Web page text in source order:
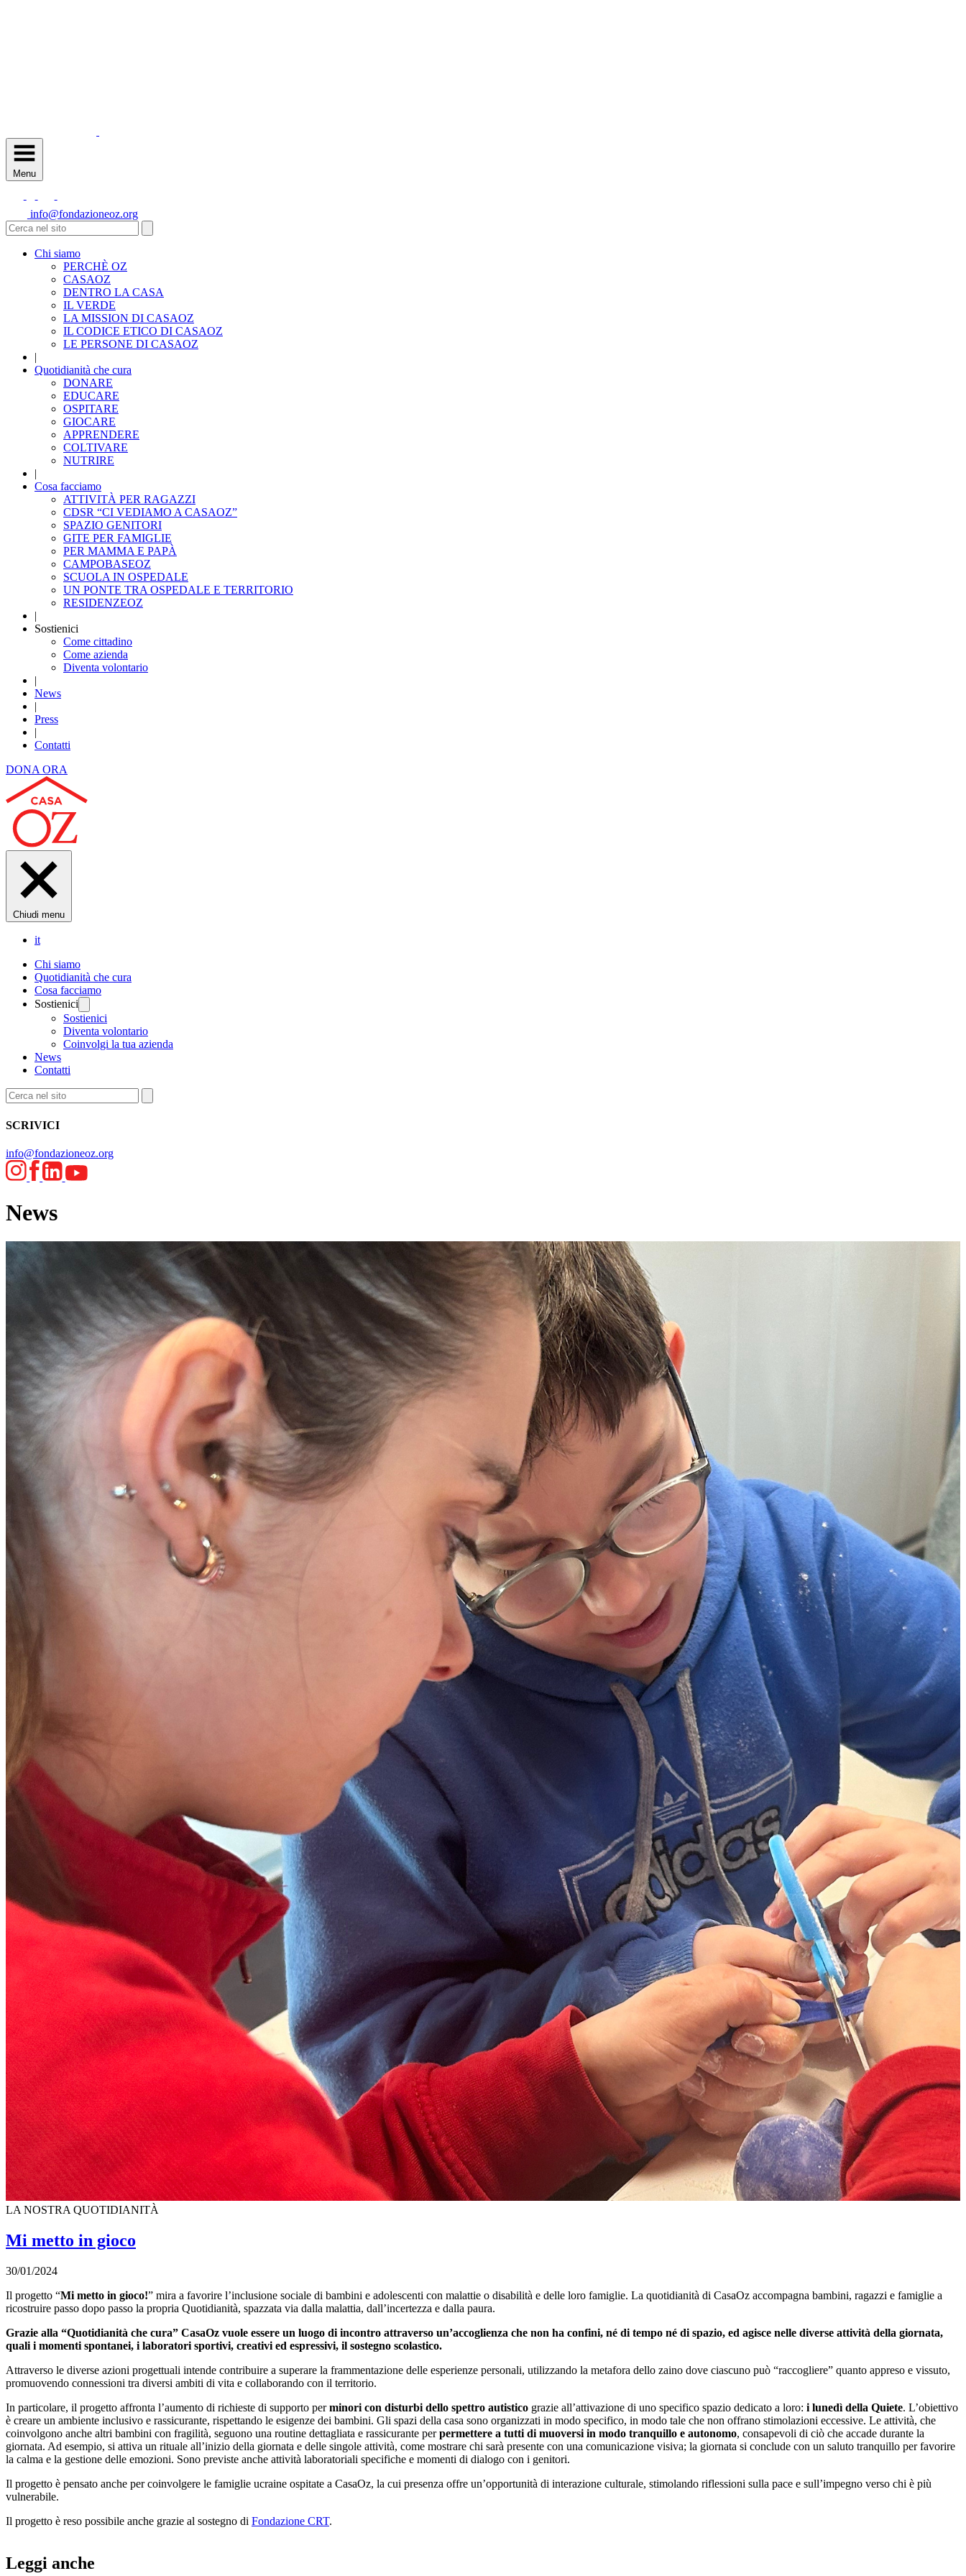
Menu
info@fondazioneoz.org
Chi siamo
PERCHÈ OZ
CASAOZ
DENTRO LA CASA
IL VERDE
LA MISSION DI CASAOZ
IL CODICE ETICO DI CASAOZ
LE PERSONE DI CASAOZ
|
Quotidianità che cura
DONARE
EDUCARE
OSPITARE
GIOCARE
APPRENDERE
COLTIVARE
NUTRIRE
|
Cosa facciamo
ATTIVITÀ PER RAGAZZI
CDSR “CI VEDIAMO A CASAOZ”
SPAZIO GENITORI
GITE PER FAMIGLIE
PER MAMMA E PAPÀ
CAMPOBASEOZ
SCUOLA IN OSPEDALE
UN PONTE TRA OSPEDALE E TERRITORIO
RESIDENZEOZ
|
Sostienici
Come cittadino
Come azienda
Diventa volontario
|
News
|
Press
|
Contatti
DONA ORA
Chiudi menu
it
Chi siamo
Quotidianità che cura
Cosa facciamo
Sostienici
Sostienici
Diventa volontario
Coinvolgi la tua azienda
News
Contatti
SCRIVICI
info@fondazioneoz.org
News
LA NOSTRA QUOTIDIANITÀ
Mi metto in gioco
30/01/2024
Il progetto “Mi metto in gioco!” mira a favorire l’inclusione sociale di bambini e adolescenti con malattie o disabilità e delle loro famiglie. La quotidianità di CasaOz accompagna bambini, ragazzi e famiglie a
ricostruire passo dopo passo la propria Quotidianità, spazzata via dalla malattia, dall’incertezza e dalla paura.
Grazie alla “Quotidianità che cura” CasaOz vuole essere un luogo di incontro attraverso un’accoglienza che non ha confini, né di tempo né di spazio, ed agisce nelle diverse attività della giornata,
quali i momenti spontanei, i laboratori sportivi, creativi ed espressivi, il sostegno scolastico.
Attraverso le diverse azioni progettuali intende contribuire a superare la frammentazione delle esperienze personali, utilizzando la metafora dello zaino dove ciascuno può “raccogliere” quanto appreso e vissuto,
promuovendo connessioni tra diversi ambiti di vita e collaborando con il territorio.
In particolare, il progetto affronta l’aumento di richieste di supporto perminori con disturbi dello spettro autistico grazie all’attivazione di uno specifico spazio dedicato a loro: i lunedì della Quiete. L’obiettivo
è creare un ambiente inclusivo e rassicurante, rispettando le esigenze dei bambini. Gli spazi della casa sono organizzati in modo specifico, in modo tale che non offrano stimolazioni eccessive. Le attività, che
coinvolgono anche altri bambini con fragilità, seguono una routine dettagliata e rassicurante perpermettere a tutti di muoversi in modo tranquillo e autonomo, consapevoli di ciò che accade durante la
giornata. Ad esempio, si attiva un rituale all’inizio della giornata e delle singole attività, come mostrare chi sarà presente con una comunicazione visiva; la giornata si conclude con un saluto tranquillo per favorire
la calma e la gestione delle emozioni. Sono previste anche attività laboratoriali specifiche e momenti di dialogo con i genitori.
Il progetto è pensato anche per coinvolgere le famiglie ucraine ospitate a CasaOz, la cui presenza offre un’opportunità di interazione culturale, stimolando riflessioni sulla pace e sull’impegno verso chi è più
vulnerabile.
Il progetto è reso possibile anche grazie al sostegno di Fondazione CRT.
Leggi anche